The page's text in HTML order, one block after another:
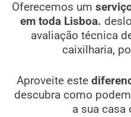
Oferecemos um
em toda Lisboa.
avaliação técnica
caixilharia,
Aproveite este
descubra como
a sua casa